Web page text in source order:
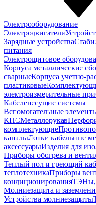
Электрооборудование
Электродвигатели
Зарядные устройства
питания
Электрощитовое
Корпуса металлические
сварныеКорпуса учетно-
пластиковые
электроизмерительные
Кабеленесущие системы
Вспомогательные
КНСМеталлорукав
комплектующие
каналыЛотки кабельные
аксессуарыИзделия для
Приборы обогрева и
Теплый пол и греющий
теплотехникаПриборы
кондиционированияТЭНы,
Молниезащита и
Устройства молниезащиты